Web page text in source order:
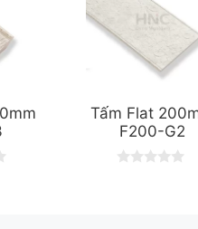
Tấm Flat
F200-G2